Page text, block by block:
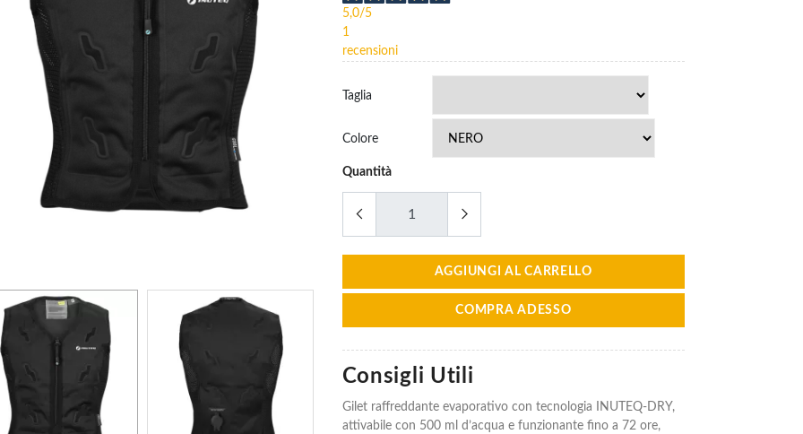
Inuteq 4
Pacs Da
24°C Per
Bodycool
Hybrid
€131.94
Inuteq 4
24°C Per
Gilet
Bodycool
Hybrid
5,0/5
1
recensioni
Taglia
Colore
Quantità
AGGIUNGI AL CARRELLO
COMPRA ADESSO
Consigli Utili
Gilet raffreddante evaporativo con tecnologia INUTEQ-DRY,
attivabile con 500 ml d’acqua e funzionante fino a 72 ore,